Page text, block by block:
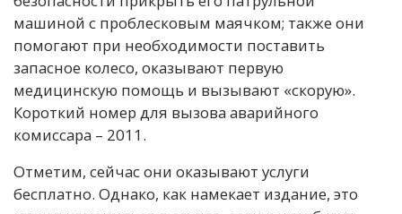
машиной с проблесковым маячком; также они
помогают при необходимости поставить
запасное колесо, оказывают первую
медицинскую помощь и вызывают «скорую».
Короткий номер для вызова аварийного
комиссара – 2011.
Отметим, сейчас они оказывают услуги
бесплатно. Однако, как намекает издание, это